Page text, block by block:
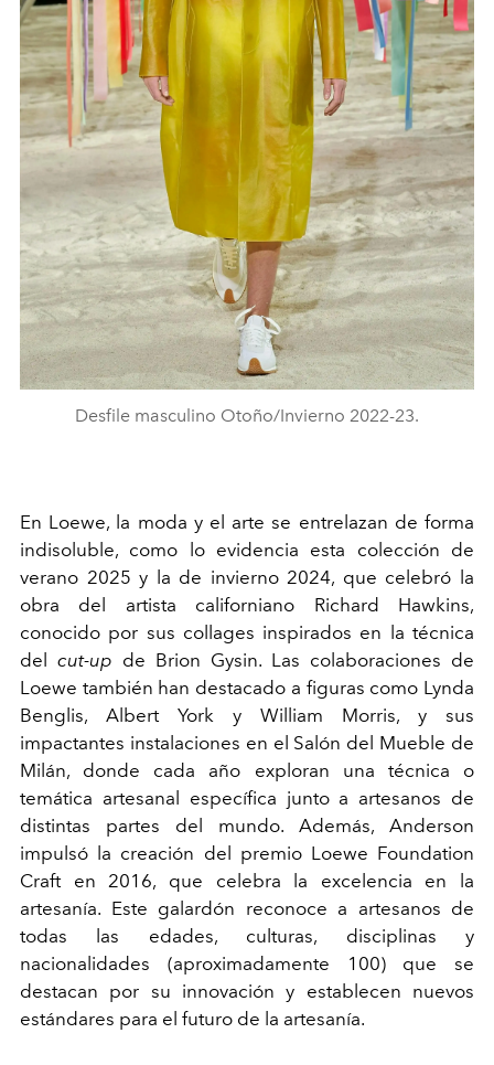
Desfile masculino Otoño/Invierno 2022-23.
En Loewe, la moda y el arte se entrelazan de forma
indisoluble, como lo evidencia esta colección de
verano 2025 y la de invierno 2024, que celebró la
obra del artista californiano Richard Hawkins,
conocido por sus collages inspirados en la técnica
del cut-up de Brion Gysin. Las colaboraciones de
Loewe también han destacado a figuras como Lynda
Benglis, Albert York y William Morris, y sus
impactantes instalaciones en el Salón del Mueble de
Milán, donde cada año exploran una técnica o
temática artesanal específica junto a artesanos de
distintas partes del mundo. Además, Anderson
impulsó la creación del premio Loewe Foundation
Craft en 2016, que celebra la excelencia en la
artesanía. Este galardón reconoce a artesanos de
todas las edades, culturas, disciplinas y
nacionalidades (aproximadamente 100) que se
destacan por su innovación y establecen nuevos
estándares para el futuro de la artesanía.